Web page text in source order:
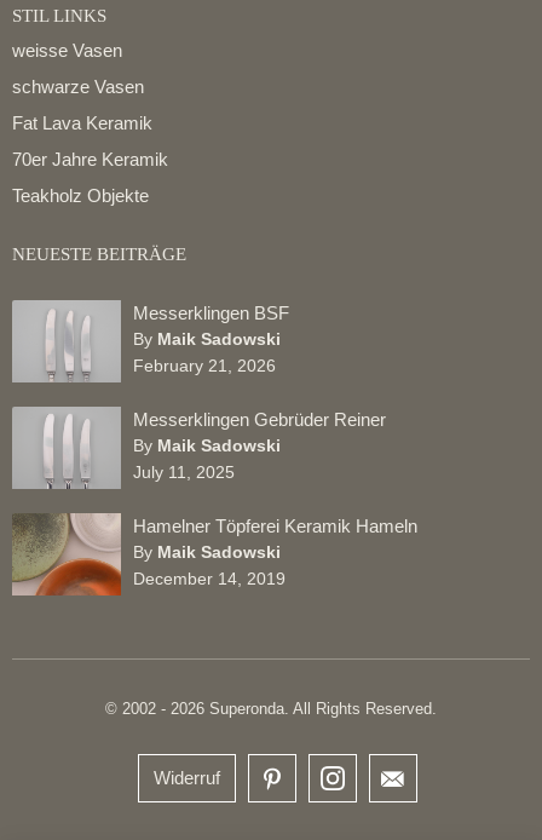
STIL LINKS
weisse Vasen
schwarze Vasen
Fat Lava Keramik
70er Jahre Keramik
Teakholz Objekte
NEUESTE BEITRÄGE
Messerklingen BSF
By Maik Sadowski
February 21, 2026
Messerklingen Gebrüder Reiner
By Maik Sadowski
July 11, 2025
Hamelner Töpferei Keramik Hameln
By Maik Sadowski
December 14, 2019
© 2002 - 2026 Superonda. All Rights Reserved.
Widerruf